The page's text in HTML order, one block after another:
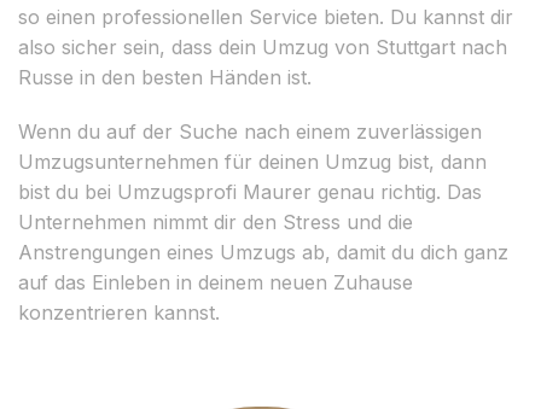
so einen professionellen Service bieten. Du kannst dir
also sicher sein, dass dein Umzug von Stuttgart nach
Russe in den besten Händen ist.
Wenn du auf der Suche nach einem zuverlässigen
Umzugsunternehmen für deinen Umzug bist, dann
bist du bei Umzugsprofi Maurer genau richtig. Das
Unternehmen nimmt dir den Stress und die
Anstrengungen eines Umzugs ab, damit du dich ganz
auf das Einleben in deinem neuen Zuhause
konzentrieren kannst.